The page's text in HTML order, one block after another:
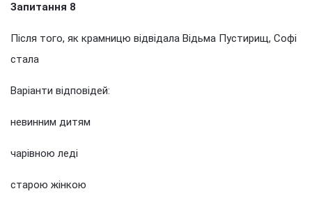
Запитання 8
Після того, як крамницю відвідала Відьма Пустирищ, Софі
стала
Варіанти відповідей:
невинним дитям
чарівною леді
старою жінкою